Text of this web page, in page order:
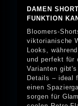
DAMEN
FUNKTION
Bloomers-
viktorianische
Looks,
und perfekt für
Varianten
Details – ideal
einen
sorgen für